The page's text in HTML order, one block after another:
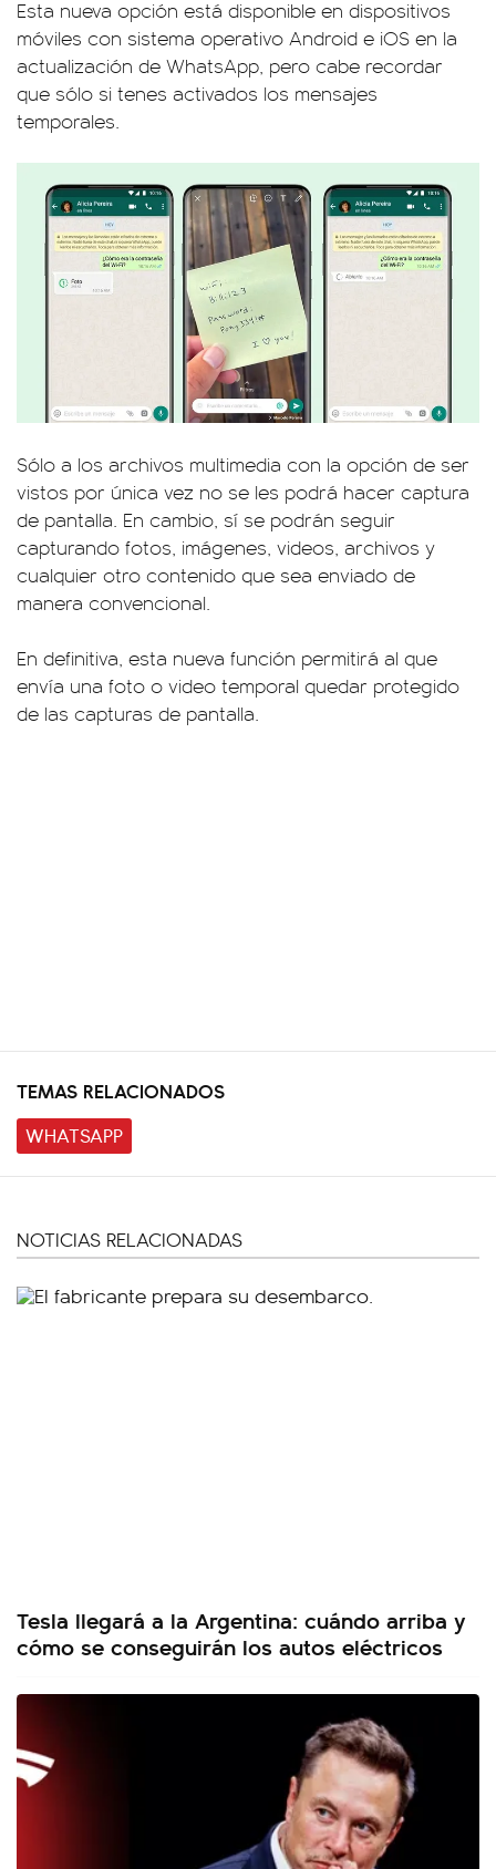
Esta nueva opción está disponible en dispositivos
móviles con sistema operativo Android e iOS en la
actualización de WhatsApp, pero cabe recordar
que sólo si tenes activados los mensajes
temporales.
Sólo a los archivos multimedia con la opción de ser
vistos por única vez no se les podrá hacer captura
de pantalla. En cambio, sí se podrán seguir
capturando fotos, imágenes, videos, archivos y
cualquier otro contenido que sea enviado de
manera convencional.
En definitiva, esta nueva función permitirá al que
envía una foto o video temporal quedar protegido
de las capturas de pantalla.
TEMAS RELACIONADOS
WHATSAPP
NOTICIAS RELACIONADAS
Tesla llegará a la Argentina: cuándo arriba y
cómo se conseguirán los autos eléctricos